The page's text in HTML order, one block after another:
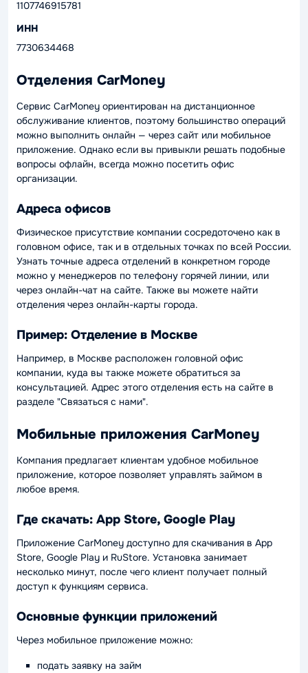
1107746915781
ИНН
7730634468
Отделения CarMoney
Сервис CarMoney ориентирован на дистанционное
обслуживание клиентов, поэтому большинство операций
можно выполнить онлайн — через сайт или мобильное
приложение. Однако если вы привыкли решать подобные
вопросы офлайн, всегда можно посетить офис
организации.
Адреса офисов
Физическое присутствие компании сосредоточено как в
головном офисе, так и в отдельных точках по всей России.
Узнать точные адреса отделений в конкретном городе
можно у менеджеров по телефону горячей линии, или
через онлайн-чат на сайте. Также вы можете найти
отделения через онлайн-карты города.
Пример: Отделение в Москве
Например, в Москве расположен головной офис
компании, куда вы также можете обратиться за
консультацией. Адрес этого отделения есть на сайте в
разделе "Связаться с нами".
Мобильные приложения CarMoney
Компания предлагает клиентам удобное мобильное
приложение, которое позволяет управлять займом в
любое время.
Где скачать: App Store, Google Play
Приложение CarMoney доступно для скачивания в App
Store, Google Play и RuStore. Установка занимает
несколько минут, после чего клиент получает полный
доступ к функциям сервиса.
Основные функции приложений
Через мобильное приложение можно:
подать заявку на займ